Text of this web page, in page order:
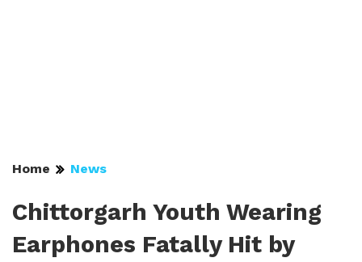
Home News
Chittorgarh Youth Wearing
Earphones Fatally Hit by